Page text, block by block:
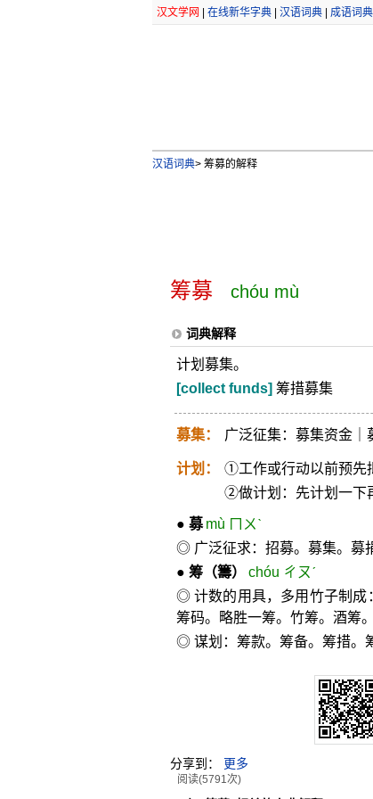
汉文学网 在线新华字典| 汉语词典| 成语词典
汉语词典>筹募的解释
筹募 chóu mù
词典解释
计划募集。
[collect funds] 筹措募集
募集： 广泛征集：募集资金｜
计划：
①工作或行动以前预先
②做计划：先计划一下
● 募 mù ㄇㄨˋ
◎ 广泛征求：招募。募集。募
● 筹（籌）
chóu ㄔㄡˊ
◎ 计数的用具，多用竹子制成
筹码。略胜一筹。竹筹。酒筹。
◎ 谋划：筹款。筹备。筹措。
分享到： 更多
阅读(5791次)